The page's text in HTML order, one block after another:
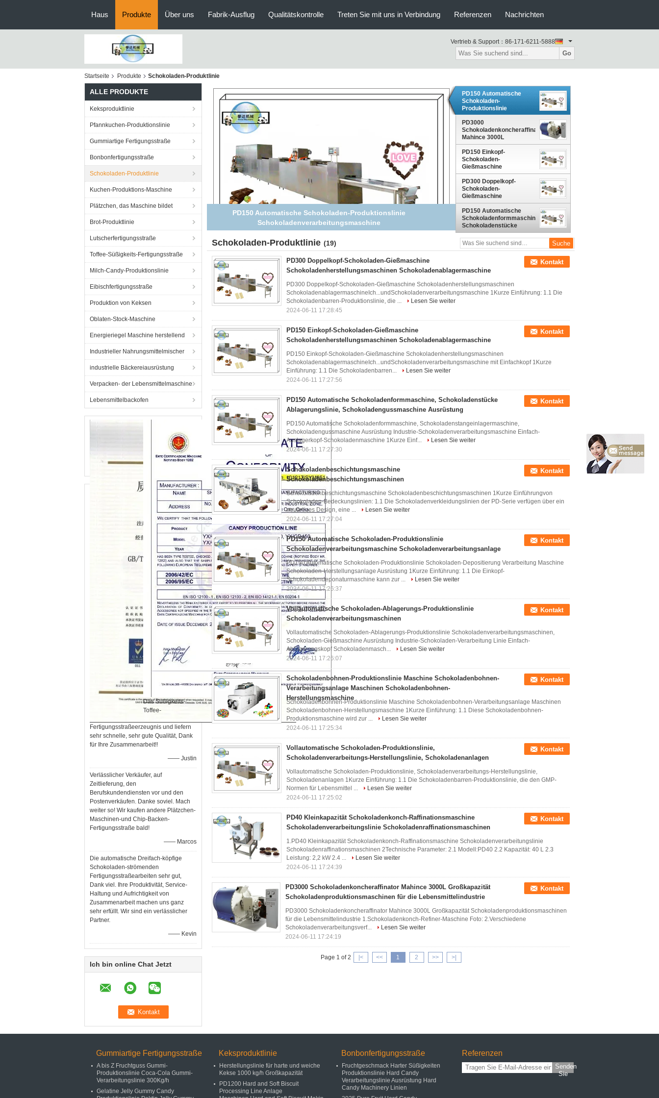
Haus Produkte Über uns Fabrik-Ausflug Qualitätskontrolle Treten Sie mit uns in Verbindung Referenzen Nachrichten
Vertrieb & Support： 86-171-6211-5888
Go
Startseite Produkte Schokoladen-Produktlinie
ALLE PRODUKTE
Keksproduktlinie
Pfannkuchen-Produktionslinie
Gummiartige Fertigungsstraße
Bonbonfertigungsstraße
Schokoladen-Produktlinie
Kuchen-Produktions-Maschine
Plätzchen, das Maschine bildet
Brot-Produktlinie
Lutscherfertigungsstraße
Toffee-Süßigkeits-Fertigungsstraße
Milch-Candy-Produktionslinie
Eibischfertigungsstraße
Produktion von Keksen
Oblaten-Stock-Maschine
Energieriegel Maschine herstellend
Industrieller Nahrungsmittelmischer
industrielle Bäckereiausrüstung
Verpacken- der Lebensmittelmaschine
Lebensmittelbackofen
Das Süßigkeits-
Toffee-
Fertigungsstraßeerzeugnis und liefern
sehr schnelle, sehr gute Qualität, Dank
für Ihre Zusammenarbeit!!
—— Justin
Verlässlicher Verkäufer, auf
Zeitlieferung, den
Berufskundendiensten vor und den
Postenverkäufen. Danke soviel. Mach
weiter so! Wir kaufen andere Plätzchen-
Maschinen-und Chip-Backen-
Fertigungsstraße bald!
—— Marcos
Die automatische Dreifach-köpfige
Schokoladen-strömenden
Fertigungsstraßearbeiten sehr gut,
Dank viel. Ihre Produktivität, Service-
Haltung und Aufrichtigkeit von
Zusammenarbeit machen uns ganz
sehr erfüllt. Wir sind ein verlässlicher
Partner.
—— Kevin
Ich bin online Chat Jetzt
PD3000 Schokoladenkoncheraffinator Mahince 3000L
Großkapazität Schokoladenproduktionsmaschinen für die
Lebensmittelindustrie
PD150 Automatische
Schokoladen-
Produktionslinie
Schokoladenverarbeitungsmaschine
Schokoladenverarbeitungsanlage
PD3000
Schokoladenkoncheraffinator
Mahince 3000L
Großkapazität
Schokoladenproduktionsmaschinen
für die
Lebensmittelindustrie
PD150 Einkopf-
Schokoladen-
Gießmaschine
Schokoladenherstellungsmaschinen
Schokoladenablagermaschine
PD300 Doppelkopf-
Schokoladen-
Gießmaschine
Schokoladenherstellungsmaschinen
Schokoladenablagermaschine
PD150 Automatische
Schokoladenformmaschine,
Schokoladenstücke
Ablagerungslinie,
Schokoladengussmaschine
Ausrüstung
Schokoladen-Produktlinie (19)
PD300 Doppelkopf-Schokoladen-Gießmaschine
Schokoladenherstellungsmaschinen Schokoladenablagermaschine
Kontakt
PD300 Doppelkopf-Schokoladen-Gießmaschine Schokoladenherstellungsmaschinen
SchokoladenablagermaschineIch...undSchokoladenverarbeitungsmaschine 1Kurze Einführung: 1.1 Die
Schokoladenbarren-Produktionslinie, die ...
Lesen Sie weiter
2024-06-11 17:28:45
PD150 Einkopf-Schokoladen-Gießmaschine
Schokoladenherstellungsmaschinen Schokoladenablagermaschine
Kontakt
PD150 Einkopf-Schokoladen-Gießmaschine Schokoladenherstellungsmaschinen
SchokoladenablagermaschineIch...undSchokoladenverarbeitungsmaschine mit Einfachkopf 1Kurze
Einführung: 1.1 Die Schokoladenbarren...
Lesen Sie weiter
2024-06-11 17:27:56
PD150 Automatische Schokoladenformmaschine, Schokoladenstücke
Ablagerungslinie, Schokoladengussmaschine Ausrüstung
Kontakt
PD150 Automatische Schokoladenformmaschine, Schokoladenstangeinlagermaschine,
Schokoladengussmaschine Ausrüstung Industrie-Schokoladenverarbeitungsmaschine Einfach-
Auslagerkopf-Schokoladenmaschine 1Kurze Einf...
Lesen Sie weiter
2024-06-11 17:27:30
Schokoladenbeschichtungsmaschine
Schokoladenbeschichtungsmaschinen
Kontakt
Schokoladenbeschichtungsmaschine Schokoladenbeschichtungsmaschinen 1Kurze Einführungvon
Schokoladen-Bedeckungslinien: 1.1 Die Schokoladenverkleidungslinien der PD-Serie verfügen über ein
neuartiges Design, eine ...
Lesen Sie weiter
2024-06-11 17:27:04
PD150 Automatische Schokoladen-Produktionslinie
Schokoladenverarbeitungsmaschine Schokoladenverarbeitungsanlage
Kontakt
PD150 Automatische Schokoladen-Produktionslinie Schokoladen-Depositierung Verarbeitung Maschine
Schokoladen-Herstellungsanlage Ausrüstung 1Kurze Einführung: 1.1 Die Einkopf-
Schokoladendeponaturmaschine kann zur ...
Lesen Sie weiter
2024-06-11 17:26:37
Vollautomatische Schokoladen-Ablagerungs-Produktionslinie
Schokoladenverarbeitungsmaschinen
Kontakt
Vollautomatische Schokoladen-Ablagerungs-Produktionslinie Schokoladenverarbeitungsmaschinen,
Schokoladen-Gießmaschine Ausrüstung Industrie-Schokoladen-Verarbeitung Linie Einfach-
Ablagerungskopf Schokoladenmasch...
Lesen Sie weiter
2024-06-11 17:26:07
Schokoladenbohnen-Produktionslinie Maschine Schokoladenbohnen-
Verarbeitungsanlage Maschinen Schokoladenbohnen-
Herstellungsmaschine
Kontakt
Schokoladenbohnen-Produktionslinie Maschine Schokoladenbohnen-Verarbeitungsanlage Maschinen
Schokoladenbohnen-Herstellungsmaschine 1Kurze Einführung: 1.1 Diese Schokoladenbohnen-
Produktionsmaschine wird zur ...
Lesen Sie weiter
2024-06-11 17:25:34
Vollautomatische Schokoladen-Produktionslinie,
Schokoladenverarbeitungs-Herstellungslinie, Schokoladenanlagen
Kontakt
Vollautomatische Schokoladen-Produktionslinie, Schokoladenverarbeitungs-Herstellungslinie,
Schokoladenanlagen 1Kurze Einführung: 1.1 Die Schokoladenbarren-Produktionslinie, die den GMP-
Normen für Lebensmittel ...
Lesen Sie weiter
2024-06-11 17:25:02
PD40 Kleinkapazität Schokoladenkonch-Raffinationsmaschine
Schokoladenverarbeitungslinie Schokoladenraffinationsmaschinen
Kontakt
1.PD40 Kleinkapazität Schokoladenkonch-Raffinationsmaschine Schokoladenverarbeitungslinie
Schokoladenraffinationsmaschinen 2Technische Parameter: 2.1 Modell:PD40 2.2 Kapazität: 40 L 2.3
Leistung: 2,2 kW 2.4 ...
Lesen Sie weiter
2024-06-11 17:24:39
PD3000 Schokoladenkoncheraffinator Mahince 3000L Großkapazität
Schokoladenproduktionsmaschinen für die Lebensmittelindustrie
Kontakt
PD3000 Schokoladenkoncheraffinator Mahince 3000L Großkapazität Schokoladenproduktionsmaschinen
für die Lebensmittelindustrie 1.Schokoladenkonch-Refiner-Maschine Foto: 2.Verschiedene
Schokoladenverarbeitungsverf...
Lesen Sie weiter
2024-06-11 17:24:19
Page 1 of 2 |< << 1 2 >> >|
Gummiartige Fertigungsstraße
A bis Z Fruchtguss Gummi-
Produktionslinie Coca-Cola Gummi-
Verarbeitungslinie 300Kg/h
Gelatine Jelly Gummy Candy
Keksproduktlinie
Herstellungslinie für harte und weiche
Kekse 1000 kg/h Großkapazität
PD1200 Hard and Soft Biscuit
Processing Line Anlage
Bonbonfertigungsstraße
Fruchtgeschmack Harter Süßigkeiten
Produktionslinie Hard Candy
Verarbeitungslinie Ausrüstung Hard
Candy Machinery Linien
Referenzen
Senden
Sie